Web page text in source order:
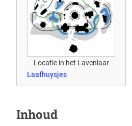
Locatie in het Lavenlaar
Laafhuysjes
Inhoud